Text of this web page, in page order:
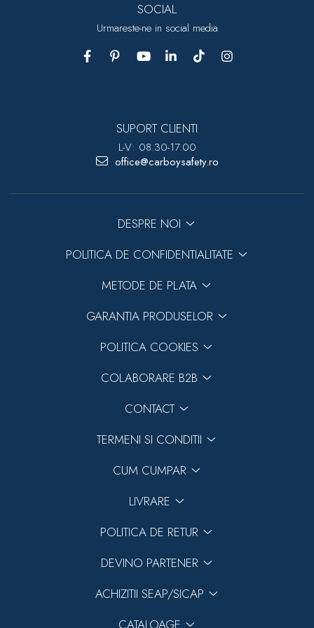
SOCIAL
Urmareste-ne in social media
SUPORT CLIENTI
L-V: 08.30-17.00
office@carboysafety.ro
DESPRE NOI
POLITICA DE CONFIDENTIALITATE
METODE DE PLATA
GARANTIA PRODUSELOR
POLITICA COOKIES
COLABORARE B2B
CONTACT
TERMENI SI CONDITII
CUM CUMPAR
LIVRARE
POLITICA DE RETUR
DEVINO PARTENER
ACHIZITII SEAP/SICAP